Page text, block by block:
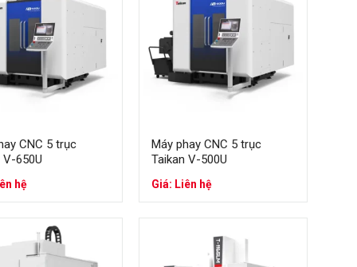
CNC 5 trục
V-650U
hệ
Máy phay CNC 5 trục
Taikan V-500U
Giá: Liên hệ